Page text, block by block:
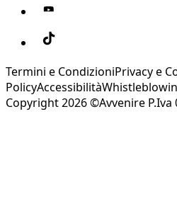
Termini e CondizioniPrivacy e
PolicyAccessibilità
Copyright 2026 ©Avvenire P.Iva